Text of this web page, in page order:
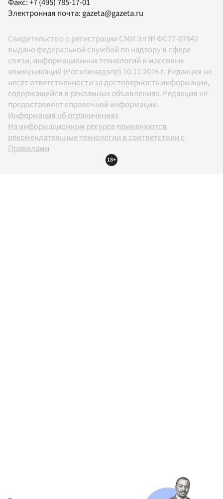
Факс:+7 (495) 785-17-01
Электронная почта:gazeta@gazeta.ru
Свидетельство о регистрации СМИ Эл № ФС77-67642
выдано федеральной службой по надзору в сфере
связи, информационных технологий и массовых
коммуникаций (Роскомнадзор) 10.11.2016 г. Редакция не
несет ответственности за достоверность информации,
содержащейся в рекламных объявлениях. Редакция не
предоставляет справочной информации.
Информация об ограничениях
На информационном ресурсе применяются
рекомендательные технологии в соответствии с
Правилами
18+